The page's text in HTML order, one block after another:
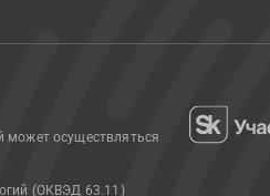
может осуществляться
(ОКВЭД 63.11)